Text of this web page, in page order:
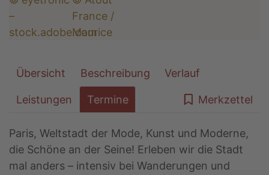
Übersicht Beschreibung Verlauf
Leistungen Termine Merkzettel
Paris, Weltstadt der Mode, Kunst und Moderne,
die Schöne an der Seine! Erleben wir die Stadt
mal anders – intensiv bei Wanderungen und